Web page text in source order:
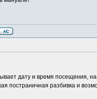
дату и время посещения,
постраничная разбивка и